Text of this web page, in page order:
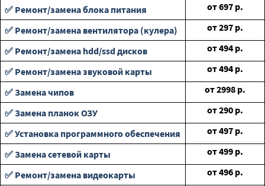
✅ Ремонт/замена блока питания
от697 р.
✅ Ремонт/замена вентилятора (кулера)
от297 р.
✅ Ремонт/замена hdd/ssd дисков
от494 р.
✅ Ремонт/замена звуковой карты
от494 р.
✅ Замена чипов
от2998 р.
✅ Замена планок ОЗУ
от290 р.
✅ Установка программного обеспечения
от497 р.
✅ Замена сетевой карты
от499 р.
✅ Ремонт/замена видеокарты
от496 р.